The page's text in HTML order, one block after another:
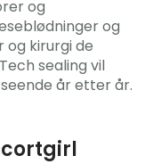
og
og
og kirurgi de
sealing vil
år etter år.